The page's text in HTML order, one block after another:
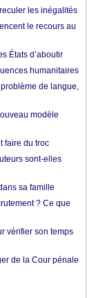
les inégalités
le recours au
États d’aboutir
humanitaires
de langue,
modèle
faire du troc
sont-elles
sa famille
? Ce que
vérifier son temps
de la Cour pénale